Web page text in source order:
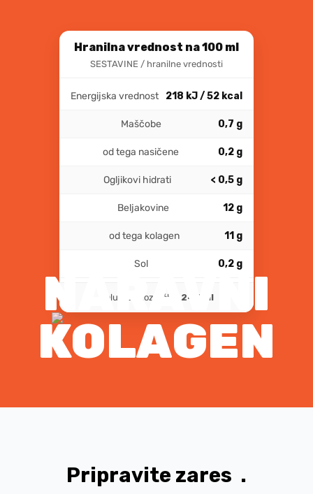
Hranilna vrednost na 100 ml
SESTAVINE / hranilne vrednosti
Energijska vrednost 218 kJ / 52 kcal
Maščobe 0,7 g
od tega nasičene 0,2 g
Ogljikovi hidrati < 0,5 g
Beljakovine 12 g
od tega kolagen 11 g
Sol 0,2 g
Volumen kozarčka: 245 ml
NARAVNI
KOLAGEN
Pripravite zares .